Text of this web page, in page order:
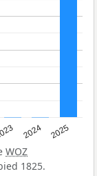
2024 2025
WOZ
1825.